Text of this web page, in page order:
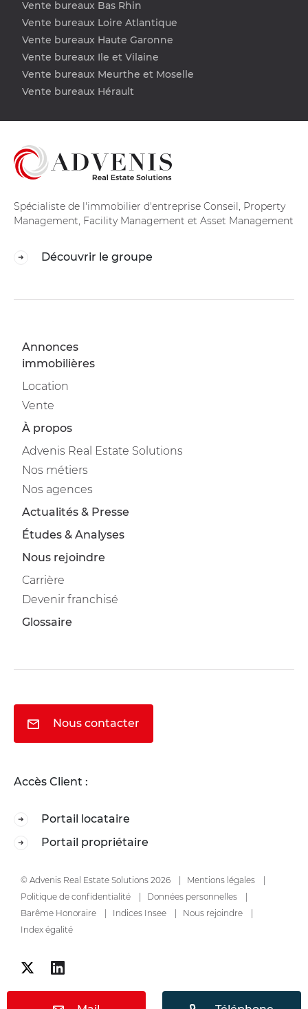
Vente bureaux Bas Rhin
Vente bureaux Loire Atlantique
Vente bureaux Haute Garonne
Vente bureaux Ile et Vilaine
Vente bureaux Meurthe et Moselle
Vente bureaux Hérault
Spécialiste de l'immobilier d'entreprise Conseil, Property
Management, Facility Management et Asset Management
Découvrir le groupe
Annonces
immobilières
Location
Vente
À propos
Advenis Real Estate Solutions
Nos métiers
Nos agences
Actualités & Presse
Études & Analyses
Nous rejoindre
Carrière
Devenir franchisé
Glossaire
Nous contacter
Accès Client :
Portail locataire
Portail propriétaire
© Advenis Real Estate Solutions 2026
Mentions légales
Politique de confidentialité
Données personnelles
Barême Honoraire
Indices Insee
Nous rejoindre
Index égalité